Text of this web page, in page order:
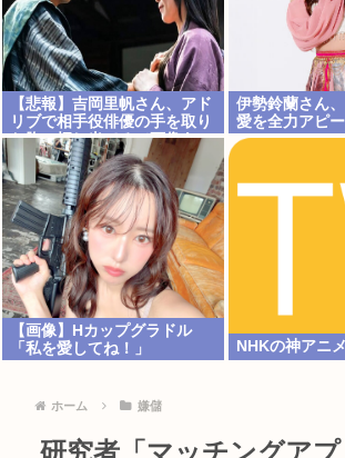
【悲報】吉岡里帆さん、アド
リブで相手役俳優の手を取り
お胸に押し当てる（画像あ
り）
伊勢鈴蘭さん
愛を全力アピー
【画像】Hカップグラドル
「私を愛してね！」
NHKの神アニメ
ホーム 嫌儲
研究者「マッチングア